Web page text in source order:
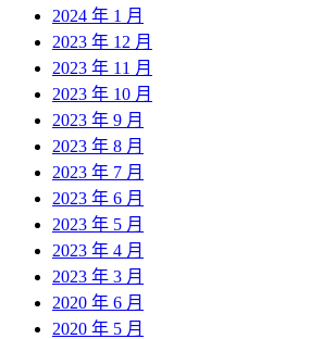
2024 年 1 月
2023 年 12 月
2023 年 11 月
2023 年 10 月
2023 年 9 月
2023 年 8 月
2023 年 7 月
2023 年 6 月
2023 年 5 月
2023 年 4 月
2023 年 3 月
2020 年 6 月
2020 年 5 月